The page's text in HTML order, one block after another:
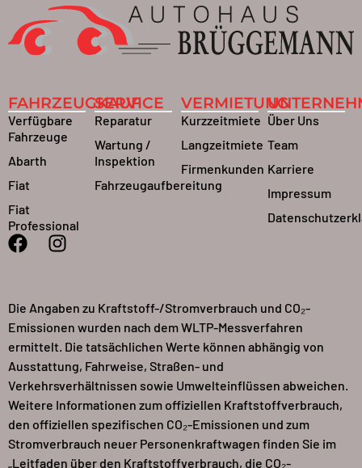
FAHRZEUGKAUF
Verfügbare
Fahrzeuge
Abarth
Fiat
Fiat
Professional
SERVICE
Reparatur
Wartung /
Inspektion
Fahrzeugaufbereitung
VERMIETUNG
Kurzzeitmiete
Langzeitmiete
Firmenkunden
Über Uns
Team
Karriere
Impressum
Die Angaben zu Kraftstoff-/Stromverbrauch und CO₂-
Emissionen wurden nach dem WLTP-Messverfahren
ermittelt. Die tatsächlichen Werte können abhängig von
Ausstattung, Fahrweise, Straßen- und
Verkehrsverhältnissen sowie Umwelteinflüssen abweichen.
Weitere Informationen zum offiziellen Kraftstoffverbrauch,
den offiziellen spezifischen CO₂-Emissionen und zum
Stromverbrauch neuer Personenkraftwagen finden Sie im
„Leitfaden über den Kraftstoffverbrauch, die CO₂-